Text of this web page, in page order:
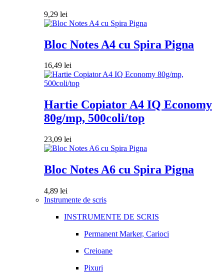
9,29 lei
Bloc Notes A4 cu Spira Pigna
16,49 lei
Hartie Copiator A4 IQ Economy
80g/mp, 500coli/top
23,09 lei
Bloc Notes A6 cu Spira Pigna
4,89 lei
Instrumente de scris
INSTRUMENTE DE SCRIS
Permanent Marker, Carioci
Creioane
Pixuri